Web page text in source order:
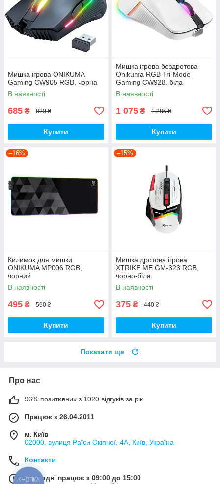
Мишка ігрова ONIKUMA
Gaming CW905 RGB, чорна
В наявності
685 ₴ 820 ₴
Купити
Мишка ігрова бездротова
Onikuma RGB Tri-Mode
Gaming CW928, біла
В наявності
1 075 ₴ 1 285 ₴
Купити
–16%
Килимок для мишки
ONIKUMA MP006 RGB,
чорний
В наявності
495 ₴ 590 ₴
Купити
–15%
Мишка дротова ігрова
XTRIKE ME GM-323 RGB,
чорно-біла
В наявності
375 ₴ 440 ₴
Купити
Показати ще
Про нас
96% позитивних з 1020 відгуків за рік
Працює з 26.04.2011
м. Київ
02000, вулиця Раїси Окіпної, 4А, Київ, Україна
Контакти
Сьогодні працює з 09:00 до 15:00
КНОПКА